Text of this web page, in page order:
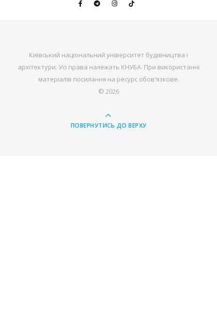
Київський національний університет будівництва і
архітектури. Усі права належать КНУБА. При використанні
матеріалів посилання на ресурс обов'язкове.
© 2026
ПОВЕРНУТИСЬ ДО ВЕРХУ